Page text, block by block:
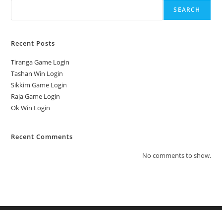
SEARCH
Recent Posts
Tiranga Game Login
Tashan Win Login
Sikkim Game Login
Raja Game Login
Ok Win Login
Recent Comments
No comments to show.